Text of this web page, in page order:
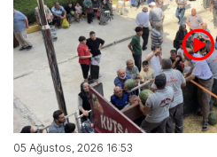
05 Ağustos, 2026 16:53